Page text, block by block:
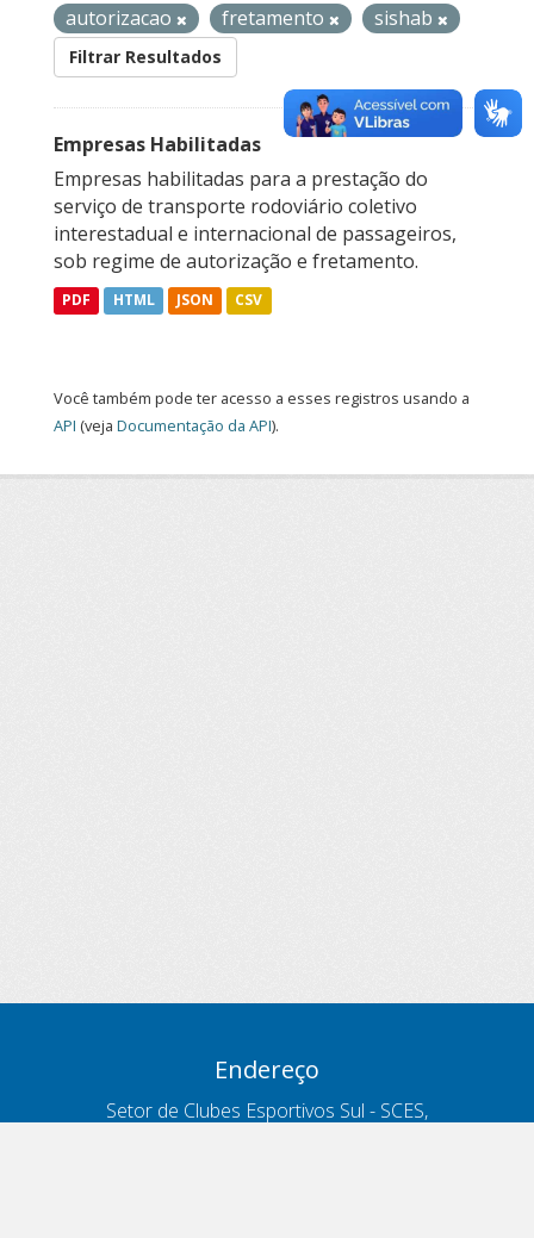
autorizacao
fretamento sishab
Filtrar Resultados
Empresas Habilitadas
Empresas habilitadas para a prestação do
serviço de transporte rodoviário coletivo
interestadual e internacional de passageiros,
sob regime de autorização e fretamento.
PDF HTML JSON CSV
Você também pode ter acesso a esses registros usando a
API (veja Documentação da API).
Endereço
Setor de Clubes Esportivos Sul - SCES,